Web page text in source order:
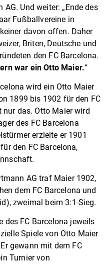
Und weiter: „Ende des
Fußballvereine in
davon offen. Daher
Briten, Deutsche und
den FC Barcelona.
war ein Otto Maier.“
wird ein Otto Maier
1899 bis 1902 für den FC
das. Otto Maier wird
des FC Barcelona
erzielte er 1901
den FC Barcelona,
AG traf Maier 1902,
dem FC Barcelona und
zweimal beim 3:1-Sieg.
des FC Barcelona jeweils
Spiele von Otto Maier
gewann mit dem FC
Turnier von